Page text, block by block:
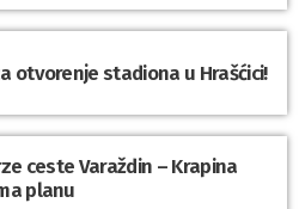
otvorenje stadiona u Hrašćici!
ceste Varaždin – Krapina
planu